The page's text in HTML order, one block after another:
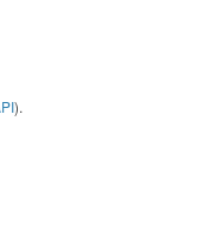
).